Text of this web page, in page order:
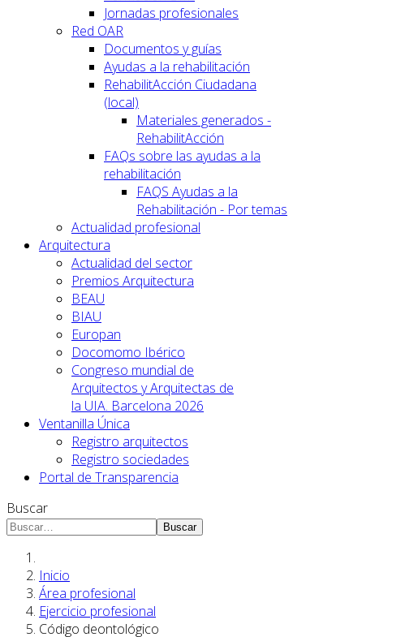
Jornadas profesionales
Red OAR
Documentos y guías
Ayudas a la rehabilitación
RehabilitAcción Ciudadana
(local)
Materiales generados -
RehabilitAcción
FAQs sobre las ayudas a la
rehabilitación
FAQS Ayudas a la
Rehabilitación - Por temas
Actualidad profesional
Arquitectura
Actualidad del sector
Premios Arquitectura
BEAU
BIAU
Europan
Docomomo Ibérico
Congreso mundial de
Arquitectos y Arquitectas de
la UIA. Barcelona 2026
Ventanilla Única
Registro arquitectos
Registro sociedades
Portal de Transparencia
Buscar
Buscar
Inicio
Área profesional
Ejercicio profesional
Código deontológico